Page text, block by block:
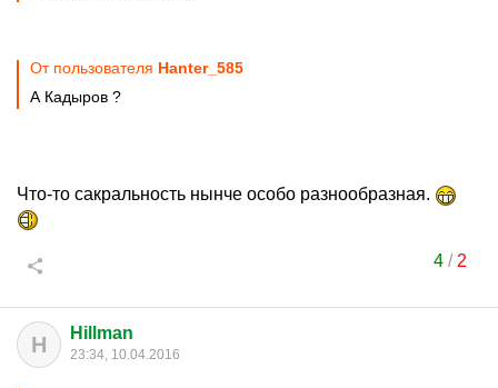
От пользователя Hanter_585
А Кадыров ?
Что-то сакральность нынче особо разнообразная.
4/ 2
H Hillman
23:34, 10.04.2016